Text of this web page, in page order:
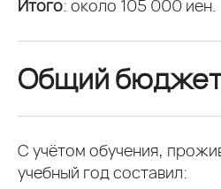
Итого: около 105 000 иен.
Общий
С учётом обучения,
учебный год составил: